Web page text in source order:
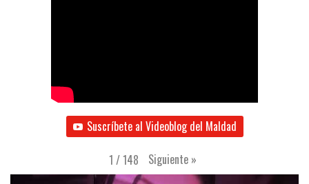
Suscríbete al Videoblog del Maldad
1 /148 Siguiente »